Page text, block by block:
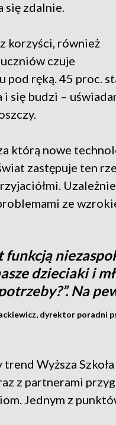
się zdalnie.
korzyści, również
czuje
pod ręką. 45 proc.
i się budzi –
którą nowe
zastępuje ten
ze
funkcją
dzieciaki i
Na
dyrektor poradni
Wyższa
z partnerami
Jednym z